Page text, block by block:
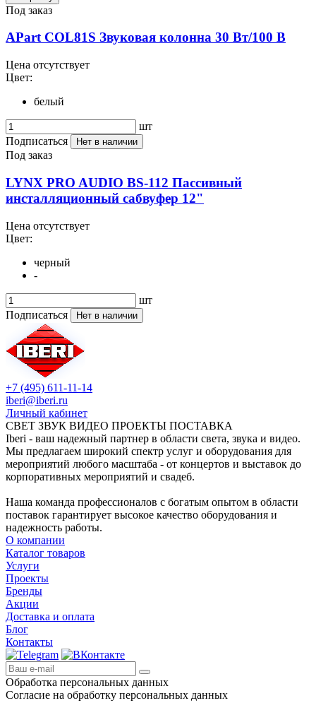
Под заказ
APart COL81S Звуковая колонна 30 Вт/100 В
Цена отсутствует
Цвет:
белый
шт
Подписаться
Нет в наличии
Под заказ
LYNX PRO AUDIO BS-112 Пассивный
инсталляционный сабвуфер 12"
Цена отсутствует
Цвет:
черный
-
шт
Подписаться
Нет в наличии
+7 (495) 611-11-14
iberi@iberi.ru
Личный кабинет
СВЕТ ЗВУК ВИДЕО ПРОЕКТЫ ПОСТАВКА
Iberi - ваш надежный партнер в области света, звука и видео.
Мы предлагаем широкий спектр услуг и оборудования для
мероприятий любого масштаба - от концертов и выставок до
корпоративных мероприятий и свадеб.
Наша команда профессионалов с богатым опытом в области
поставок гарантирует высокое качество оборудования и
надежность работы.
О компании
Каталог товаров
Услуги
Проекты
Бренды
Акции
Доставка и оплата
Блог
Контакты
Обработка персональных данных
Согласие на обработку персональных данных